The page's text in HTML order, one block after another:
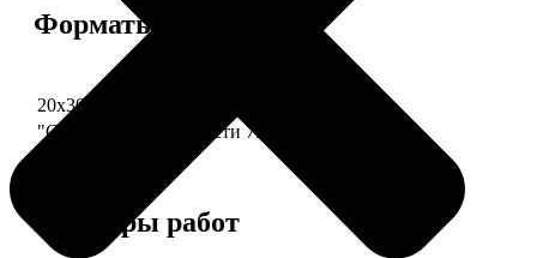
Форматы и цены
Услуга
20х30 110 частей
"Сердце" 20х20 74 части 790
Примеры работ